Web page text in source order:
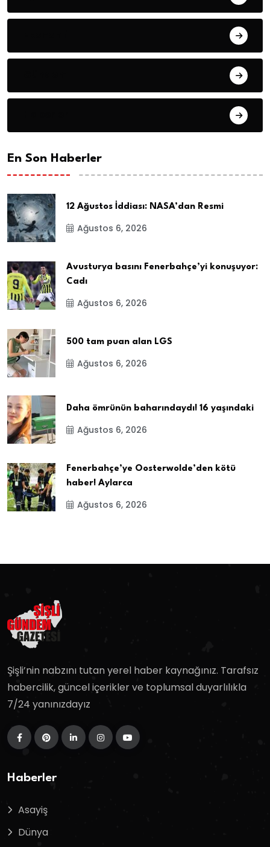
En Son Haberler
12 Ağustos İddiası: NASA’dan Resmi
Ağustos 6, 2026
Avusturya basını Fenerbahçe’yi konuşuyor:
Cadı
Ağustos 6, 2026
500 tam puan alan LGS
Ağustos 6, 2026
Daha ömrünün baharındaydı! 16 yaşındaki
Ağustos 6, 2026
Fenerbahçe’ye Oosterwolde’den kötü
haber! Aylarca
Ağustos 6, 2026
Şişli’nin nabzını tutan yerel haber kaynağınız. Tarafsız
habercilik, güncel içerikler ve toplumsal duyarlılıkla
7/24 yanınızdayız
Haberler
Asayiş
Dünya